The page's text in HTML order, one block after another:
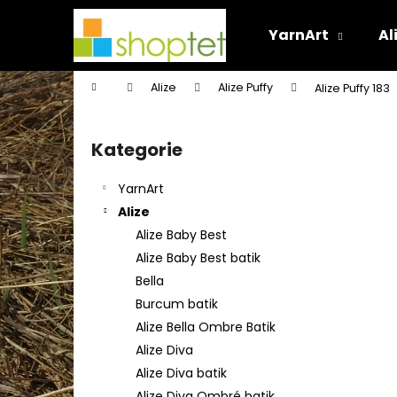
YarnArt
Domů Alize Alize Puffy Alize Puffy 183
P
o
s
t
r
a
n
n
í
p
a
n
Přeskočit
kategorie
Kategorie
YarnArt
Alize
Alize Baby Best
Alize Baby Best batik
Bella
Burcum batik
Alize Bella Ombre Batik
Alize Diva
Alize Diva batik
í
k
Zpět
do
obchodu
Zpět
do
obchodu